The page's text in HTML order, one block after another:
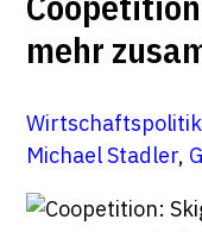
mehr
Wirtschaftspolitik
Michael Stadler,